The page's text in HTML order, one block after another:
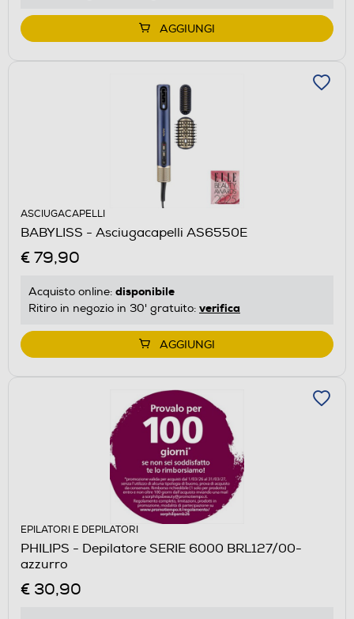
AGGIUNGI
ASCIUGACAPELLI
BABYLISS - Asciugacapelli AS6550E
€ 79,90
Acquisto online: disponibile
Ritiro in negozio in 30' gratuito: verifica
AGGIUNGI
EPILATORI E DEPILATORI
PHILIPS - Depilatore SERIE 6000 BRL127/00-
azzurro
€ 30,90